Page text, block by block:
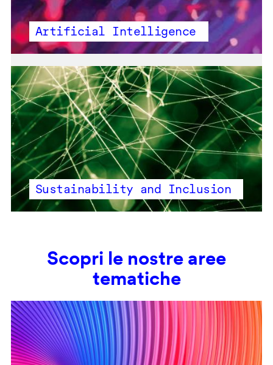
Artificial Intelligence
Sustainability and Inclusion
Scopri le nostre aree
tematiche